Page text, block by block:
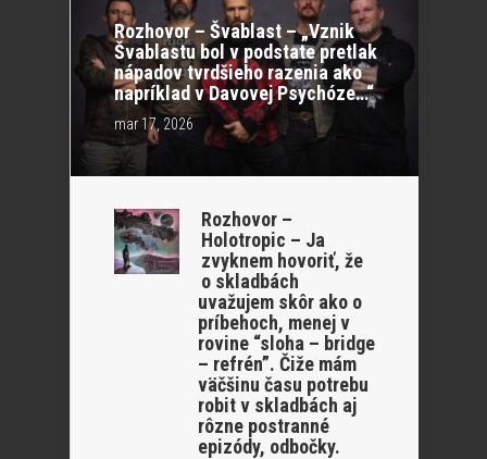
Rozhovor – Švablast – „Vznik
Švablastu bol v podstate pretlak
nápadov tvrdšieho razenia ako
napríklad v Davovej Psychóze…“
mar 17, 2026
Rozhovor –
Holotropic – Ja
zvyknem hovoriť, že
o skladbách
uvažujem skôr ako o
príbehoch, menej v
rovine “sloha – bridge
– refrén”. Čiže mám
väčšinu času potrebu
robit v skladbách aj
rôzne postranné
epizódy, odbočky.